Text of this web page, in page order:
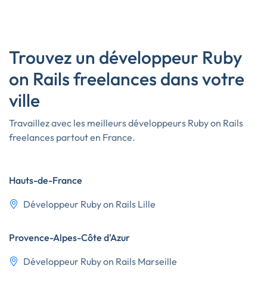
Trouvez un développeur Ruby
on Rails freelances dans votre
ville
Travaillez avec les meilleurs développeurs Ruby on Rails
freelances partout en France.
Hauts-de-France
Développeur Ruby on Rails Lille
Provence-Alpes-Côte d'Azur
Développeur Ruby on Rails Marseille